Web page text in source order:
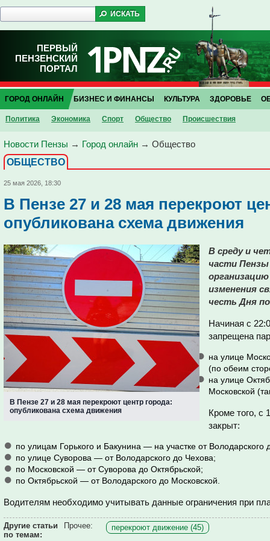
ПЕРВЫЙ
ПЕНЗЕНСКИЙ
ПОРТАЛ
ГОРОД ОНЛАЙН
Политика Экономика Спорт Общество Проиcшествия
БИЗНЕС И ФИНАНСЫ КУЛЬТУРА ЗДОРОВЬЕ
Новости Пензы → Город онлайн → Общество
ОБЩЕСТВО
25 мая 2026, 18:30
В Пензе 27 и 28 мая перекроют
опубликована схема движения
В Пензе 27 и 28 мая перекроют центр города:
опубликована схема движения
В среду и
части
изменения
честь Дня
Начиная с
запрещена
на улице
(по обеим
на улице
Московской
Кроме того, с
закрыт:
по улицам Горького и Бакунина — на участке от Володарского
по улице Суворова — от Володарского до Чехова;
по Московской — от Суворова до Октябрьской;
по Октябрьской — от Володарского до Московской.
Водителям необходимо учитывать данные ограничения при
Другие статьи
по темам:
Прочее: перекроют движение (45)